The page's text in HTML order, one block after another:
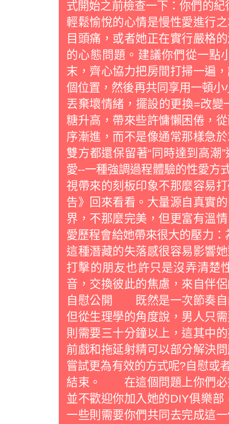
式開始之前檢查一下：你們
輕鬆愉悅的心情是慢性愛進行
目頭痛，或者她正在實行嚴格
的心態問題。建議你們從一點
末，齊心協力把房間打掃一遍
個位置，然後再共同享用一頓
丟棄壞情緒，擺設的更換=改
糖升高，帶來些許慵懶困倦，
序漸進，而不是像通常那樣
雙方都還保留著“同時達到高潮
愛--一種強調過程體驗的性愛方
視帶來的刻板印象不那麼容易
告》回來看看。大量源自真實
界，不那麼完美，但更富有
愛歷程會給她帶來很大的壓力
這種潛藏的失落感很容易影響
打擊的朋友也許只是沒弄清楚
音，交換彼此的焦慮，來自
自慰公開 既然是一次節奏自
但從生理學的角度說，男人只
則需要三十分鐘以上，這其中
前戲和拖延射精可以部分解決
嘗試更為有效的方式呢?自慰或
結束。 在這個問題上你們必
並不歡迎你加入她的DIY俱樂
一些則需要你們共同去完成這